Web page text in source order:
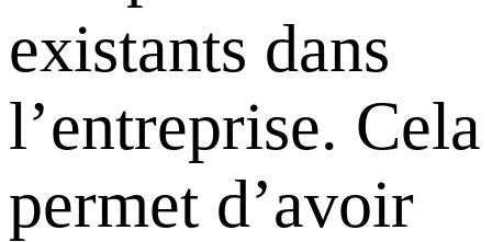
existants dans
l’entreprise. Cela
permet d’avoir